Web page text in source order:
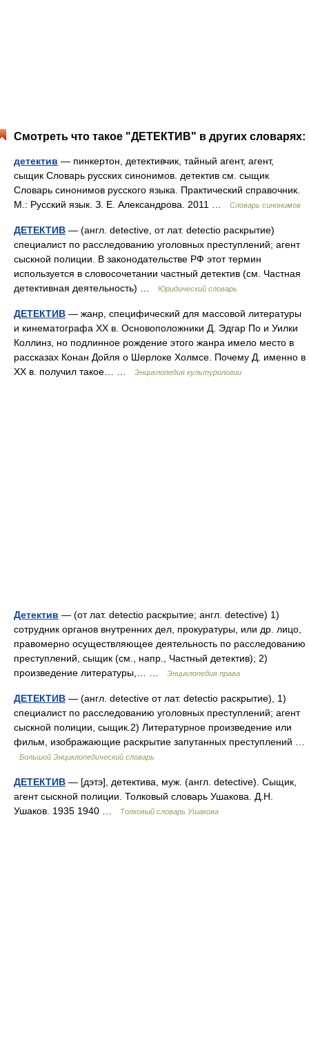
Смотреть что такое "ДЕТЕКТИВ" в других словарях:
детектив — пинкертон, детективчик, тайный агент, агент,
сыщик Словарь русских синонимов. детектив см. сыщик
Словарь синонимов русского языка. Практический справочник.
М.: Русский язык. З. Е. Александрова. 2011 …
Словарь синонимов
ДЕТЕКТИВ — (англ. detective, от лат. detectio раскрытие)
специалист по расследованию уголовных преступлений; агент
сыскной полиции. В законодательстве РФ этот термин
используется в словосочетании частный детектив (см. Частная
детективная деятельность) …
Юридический словарь
ДЕТЕКТИВ — жанр, специфический для массовой литературы
и кинематографа ХХ в. Основоположники Д. Эдгар По и Уилки
Коллинз, но подлинное рождение этого жанра имело место в
рассказах Конан Дойля о Шерлоке Холмсе. Почему Д. именно в
ХХ в. получил такое… …
Энциклопедия культурологии
Детектив — (от лат. detectio раскрытие; англ. detective) 1)
сотрудник органов внутренних дел, прокуратуры, или др. лицо,
правомерно осуществляющее деятельность по расследованию
преступлений, сыщик (см., напр., Частный детектив); 2)
произведение литературы,… …
Энциклопедия права
ДЕТЕКТИВ — (англ. detective от лат. detectio раскрытие), 1)
специалист по расследованию уголовных преступлений; агент
сыскной полиции, сыщик.2) Литературное произведение или
фильм, изображающие раскрытие запутанных преступлений …
Большой Энциклопедический словарь
ДЕТЕКТИВ — [дэтэ], детектива, муж. (англ. detective). Сыщик,
агент сыскной полиции. Толковый словарь Ушакова. Д.Н.
Ушаков. 1935 1940 …
Толковый словарь Ушакова